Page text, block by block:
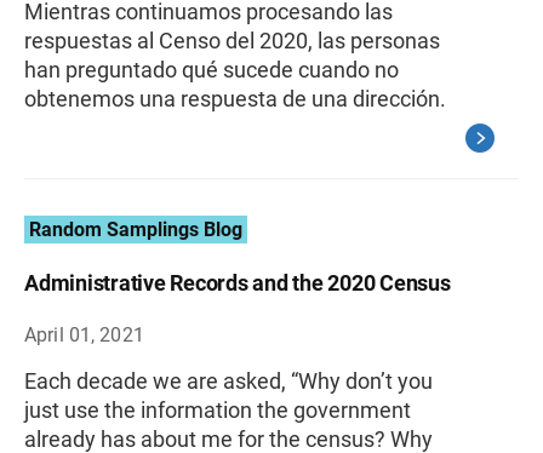
Mientras continuamos procesando las
respuestas al Censo del 2020, las personas
han preguntado qué sucede cuando no
obtenemos una respuesta de una dirección.
Random Samplings Blog
Administrative Records and the 2020 Census
April 01, 2021
Each decade we are asked, “Why don’t you
just use the information the government
already has about me for the census? Why